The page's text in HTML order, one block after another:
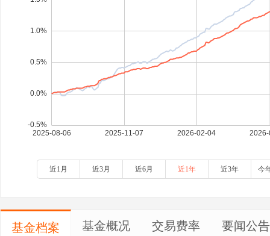
近1月 近3月 近6月 近1年 近3年 今
基金档案 基金概况 交易费率 要闻公告